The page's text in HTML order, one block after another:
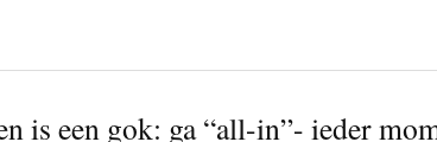
is een gok: ga “all-in”- ieder